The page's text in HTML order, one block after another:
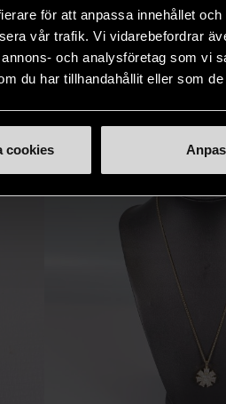
för att anpassa innehållet
vår trafik. Vi vidarebefordrar
och analysföretag som vi
du har tillhandahållit eller som
cookies
på ett
sätt.
nytt liv åt
Hitta produkter